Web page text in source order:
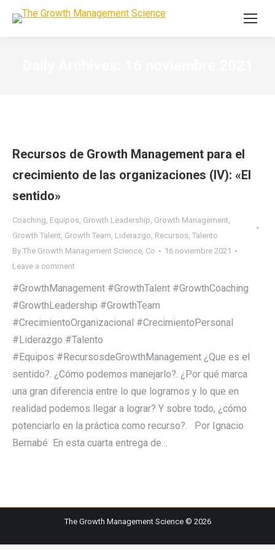
Recursos de Growth Management para el
crecimiento de las organizaciones (IV): «El
sentido»
Coaching, Equipos, Growth Leadership, Growth Management,
Growth Talent, Growth Team, Liderazgo, Recursos, Talento
By The Growth Management Science, Co
16 noviembre 2021
Leave a comment
#GrowthManagement #GrowthTalent #GrowthCoaching
#GrowthLeadership #GrowthTeam
#CrecimientoOrganizacional #CrecimientoPersonal
#Liderazgo #Talento
#Equipos #RecursosdeGrowthManagement ¿Que es el
sentido?. ¿Cómo podemos manejarlo?. ¿Por qué marca
una gran diferencia entre lo que logramos y lo que en
realidad podemos llegar a lograr? Y sobre todo, ¿cómo
potenciarlo en la práctica como recurso?. Por Ignacio
Bernabé En esta cuarta entrega de…
The Growth Management Science © 2026